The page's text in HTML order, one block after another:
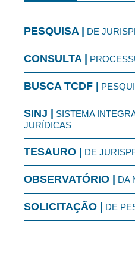
PESQUISA | DE
CONSULTA |
BUSCA TCDF |
SINJ |
SISTEMA
JURÍDICAS
TESAURO | DE
OBSERVATÓRIO | DA
SOLICITAÇÃO | DE